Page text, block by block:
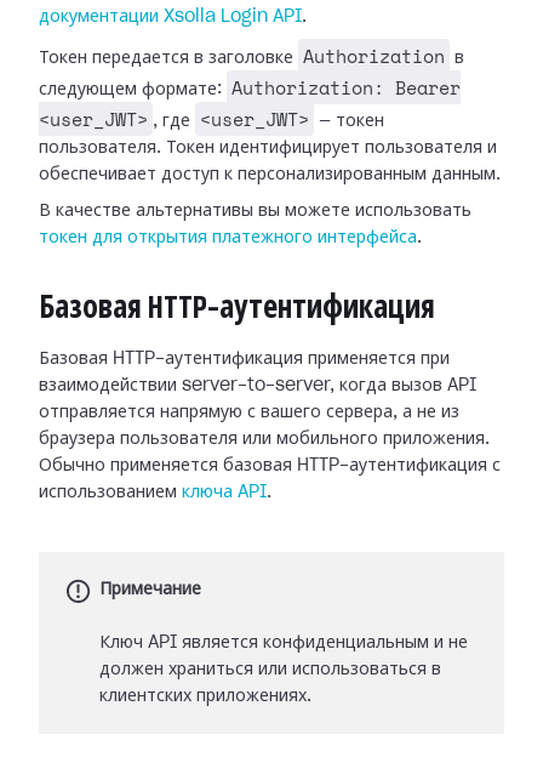
документации Xsolla Login API.
Токен передается в заголовке Authorization
в
следующем формате:
Authorization: Bearer
<user_JWT> , где <user_JWT>
— токен
пользователя. Токен идентифицирует пользователя и
обеспечивает доступ к персонализированным данным.
В качестве альтернативы вы можете использовать
токен для открытия платежного интерфейса.
Базовая HTTP-аутентификация
Базовая HTTP-аутентификация применяется при
взаимодействии server-to-server, когда вызов API
отправляется напрямую с вашего сервера, а не из
браузера пользователя или мобильного приложения.
Обычно применяется базовая HTTP-аутентификация с
использованием ключа API.
Примечание
Ключ API является конфиденциальным и не
должен храниться или использоваться в
клиентских приложениях.